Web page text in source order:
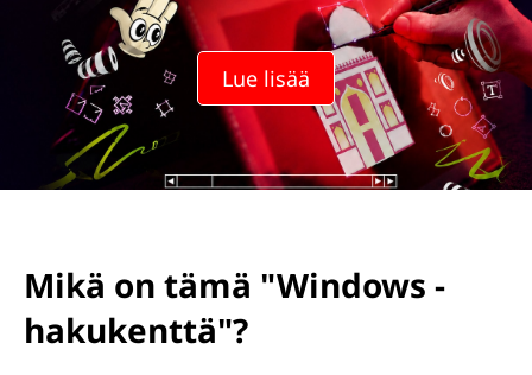
Lue lisää
Mikä on tämä "Windows -
hakukenttä"?